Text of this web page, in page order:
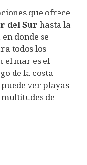
que ofrece
del Sur hasta la
donde se
todos los
el mar es el
de la costa
ver playas
de